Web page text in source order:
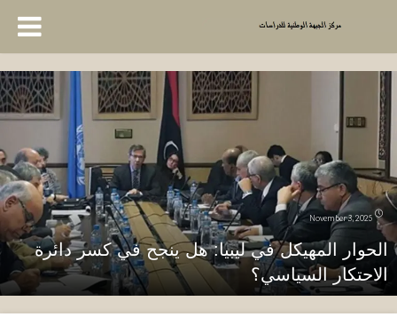
November 3, 2025
الحوار المهيكل في ليبيا: هل ينجح في كسر دائرة
الاحتكار السياسي؟